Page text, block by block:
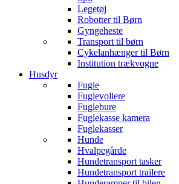
Legetøj
Robotter til Børn
Gyngeheste
Transport til børn
Cykelanhænger til Børn
Institution trækvogne
Husdyr
Fugle
Fuglevoliere
Fuglebure
Fuglekasse kamera
Fuglekasser
Hunde
Hvalpegårde
Hundetransport tasker
Hundetransport trailere